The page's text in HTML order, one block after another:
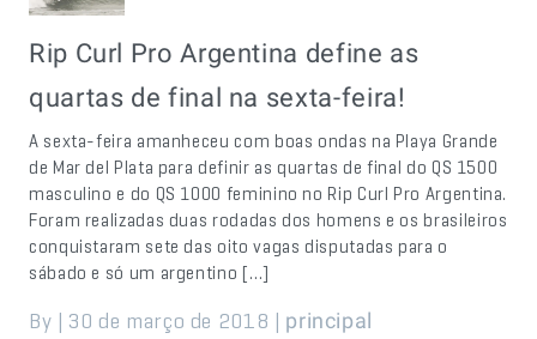
Rip Curl Pro Argentina define as
quartas de final na sexta-feira!
A sexta-feira amanheceu com boas ondas na Playa Grande
de Mar del Plata para definir as quartas de final do QS 1500
masculino e do QS 1000 feminino no Rip Curl Pro Argentina.
Foram realizadas duas rodadas dos homens e os brasileiros
conquistaram sete das oito vagas disputadas para o
sábado e só um argentino […]
By | 30 de março de 2018 | principal